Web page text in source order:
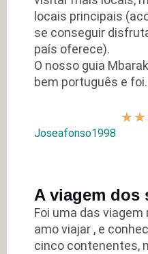
locais principais
se conseguir
país oferece).
O nosso guia
bem português e
★★
Joseafonso1998
A viagem dos
Foi uma das
amo viajar , e
cinco contenentes,